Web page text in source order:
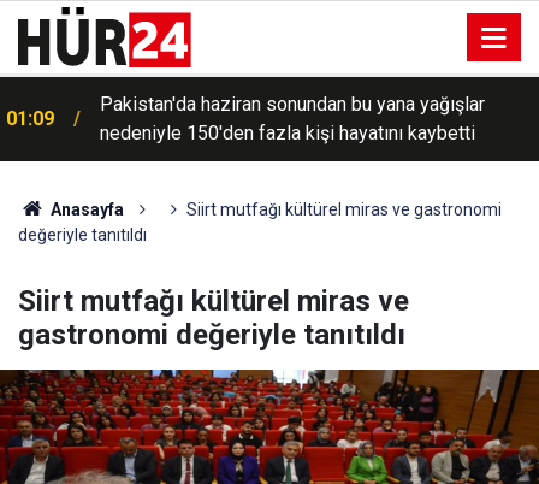
01:09
Pakistan'da haziran sonundan bu yana yağışlar
nedeniyle 150'den fazla kişi hayatını kaybetti
00:49
Hürmüz'den geçişlerin ücreti, sefer hacmine bağlı
olacak
Anasayfa
Siirt mutfağı kültürel miras ve gastronomi
değeriyle tanıtıldı
Siirt mutfağı kültürel miras ve
gastronomi değeriyle tanıtıldı